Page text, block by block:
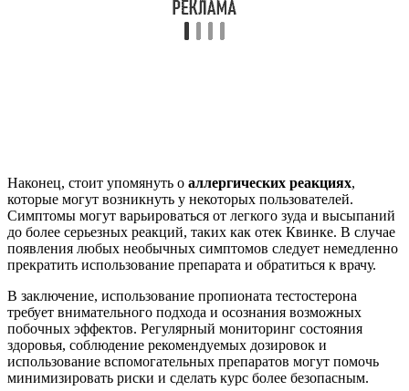
Наконец, стоит упомянуть о аллергических реакциях,
которые могут возникнуть у некоторых пользователей.
Симптомы могут варьироваться от легкого зуда и высыпаний
до более серьезных реакций, таких как отек Квинке. В случае
появления любых необычных симптомов следует немедленно
прекратить использование препарата и обратиться к врачу.
В заключение, использование пропионата тестостерона
требует внимательного подхода и осознания возможных
побочных эффектов. Регулярный мониторинг состояния
здоровья, соблюдение рекомендуемых дозировок и
использование вспомогательных препаратов могут помочь
минимизировать риски и сделать курс более безопасным.